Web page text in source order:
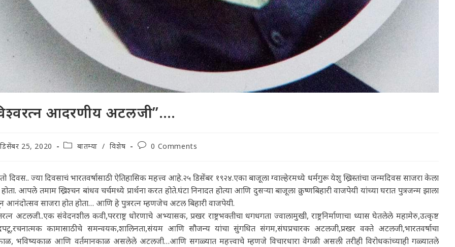
आदरणीय अटलजी”….
डिसेंबर 25, 2020
Postबातम्या / विशेष
Post0 Comments
दिवस.. ज्या दिवसाचं भारतवर्षासाठी ऐतिहासिक महत्त्व आहे.२५ डिसेंबर १९२४.एका बाजूला ग्वाल्हेरमध्ये धर्मगुरू येशु ख्रिस्तांचा जन्मदिवस साजरा केला
आपले तमाम ख्रिश्चन बांधव चर्चमध्ये प्रार्थना करत होते.घंटा निनादत होत्या आणि दुसऱ्या बाजूला क्रुष्णबिहारी वाजपेयी यांच्या घरात पुत्रजन्म झाला
आनंदोत्सव साजरा होत होता… आणि हे पुत्ररत्न म्हणजेच अटल बिहारी वाजपेयी.
अटलजी..एक संवेदनशील कवी,परराष्ट्र धोरणाचे अभ्यासक, प्रखर राष्ट्रभक्तीचा धगधगता ज्वालामुखी, राष्ट्रनिर्माणाचा ध्यास घेतलेले महामेरु,उत्कृष्ट
कामासाठीचे समन्वयक,शालिनता,संयम आणि सौजन्य यांचा सुंगधित संगम,संघप्रचारक अटलजी,प्रखर वक्ते अटलजी,भारतवर्षाचा
भविष्यकाळ आणि वर्तमानकाळ असलेले अटलजी…आणि सगळ्यात महत्त्वाचे म्हणजे विचारधारा वेगळी असली तरीही विरोधकांच्याही गळ्यातले